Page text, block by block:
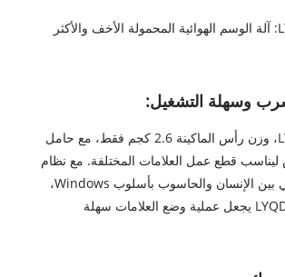
LYQD-SC1503A: آلة الوسم الهوائية المحمولة الأخف والأكثر
وسهلة التشغيل:
LYQD-SC1503A، وزن رأس الماكينة 2.6 كجم فقط، مع حامل
قطع عمل العلامات المختلفة. مع نظام
التشغيل التفاعلي بين الإنسان والحاسوب بأسلوب Windows،
فإن LYQD-SC1503A يجعل عملية وضع العلامات سهلة